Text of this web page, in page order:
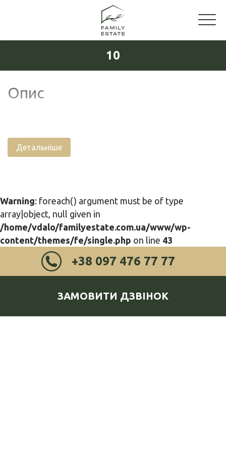
10
Опис
Детальніше
Warning: foreach() argument must be of type
array|object, null given in
/home/vdalo/familyestate.com.ua/www/wp-
content/themes/fe/single.php on line 43
+38 097 476 77 77
ЗАМОВИТИ ДЗВІНОК